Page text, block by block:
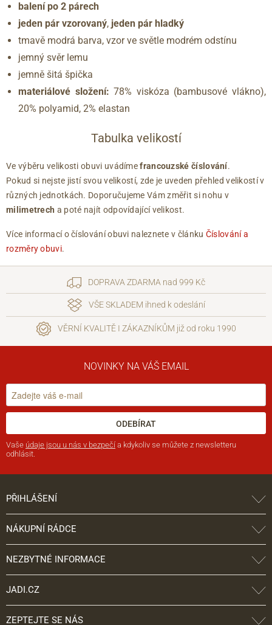
balení po 2 párech
jeden pár vzorovaný, jeden pár hladký
tmavě modrá barva, vzor ve světle modrém odstínu
jemný svěr lemu
jemně šitá špička
materiálové složení:78% viskóza (bambusové vlákno),
20% polyamid, 2% elastan
Tabulka velikostí
Ve výběru velikosti obuvi uvádímefrancouzské číslování.
Pokud si nejste jistí svou velikostí, zde je uveden přehled velikostí v
různých jednotkách. Doporučujeme Vám změřit si nohu v
milimetrech a poté najít odpovídající velikost.
Více informací o číslování obuvi naleznete v článku Číslování a
rozměry obuvi.
DOPRAVA ZDARMA nad 999 Kč
VŠE SKLADEM ihned k odeslání
VĚRNÍ KVALITĚ I ZÁKAZNÍKŮM již od roku 1990
NOVINKY NA VÁŠ EMAIL
ODEBÍRAT
Vaše údaje jsou u nás v bezpečí a kdykoliv se můžete z newsletteru
odhlásit.
PŘIHLÁŠENÍ
NÁKUPNÍ RÁDCE
NEZBYTNÉ INFORMACE
JADI.CZ
ZEPTEJTE SE NÁS